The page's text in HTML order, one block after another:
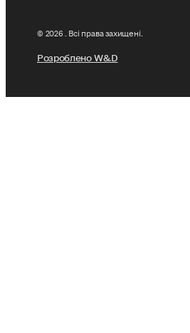
© 2026 . Всі права захищені.
Розроблено W&D